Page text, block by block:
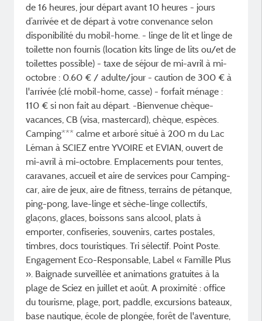
de 16 heures, jour départ avant 10 heures - jours
d’arrivée et de départ à votre convenance selon
disponibilité du mobil-home. - linge de lit et linge de
toilette non fournis (location kits linge de lits ou/et de
toilettes possible) - taxe de séjour de mi-avril à mi-
octobre : 0.60 € / adulte/jour - caution de 300 € à
l'arrivée (clé mobil-home, casse) - forfait ménage :
110 € si non fait au départ. -Bienvenue chèque-
vacances, CB (visa, mastercard), chèque, espèces.
Camping*** calme et arboré situé à 200 m du Lac
Léman à SCIEZ entre YVOIRE et EVIAN, ouvert de
mi-avril à mi-octobre. Emplacements pour tentes,
caravanes, accueil et aire de services pour Camping-
car, aire de jeux, aire de fitness, terrains de pétanque,
ping-pong, lave-linge et sèche-linge collectifs,
glaçons, glaces, boissons sans alcool, plats à
emporter, confiseries, souvenirs, cartes postales,
timbres, docs touristiques. Tri sélectif. Point Poste.
Engagement Eco-Responsable, Label « Famille Plus
». Baignade surveillée et animations gratuites à la
plage de Sciez en juillet et août. A proximité : office
du tourisme, plage, port, paddle, excursions bateaux,
base nautique, école de plongée, forêt de l'aventure,